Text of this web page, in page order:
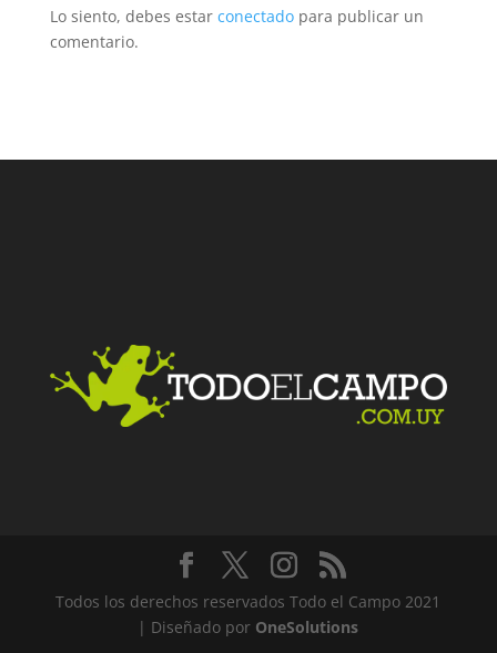
Lo siento, debes estar conectadopara publicar un
comentario.
Todos los derechos reservados Todo el Campo 2021
| Diseñado por OneSolutions
Facebook